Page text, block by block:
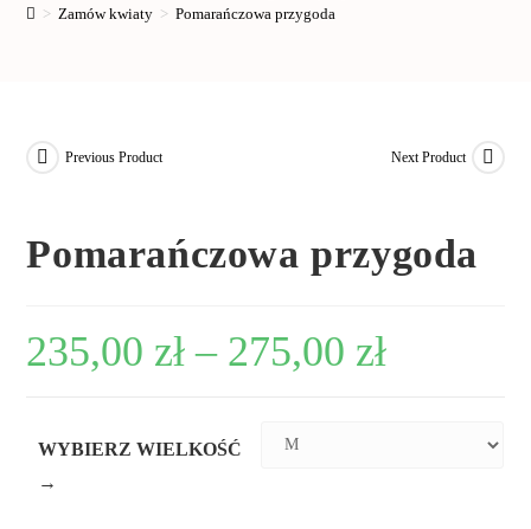
> Zamów kwiaty > Pomarańczowa przygoda
Previous Product Next Product
Pomarańczowa przygoda
235,00 zł – 275,00 zł
WYBIERZ WIELKOŚĆ
→